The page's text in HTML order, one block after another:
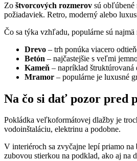
Zo štvorcových rozmerov sú obľúbené
požiadaviek. Retro, moderný alebo
Čo sa týka vzhľadu, populárne sú najmä
Drevo – trh ponúka viacero
Betón – najčastejšie s veľmi
Kameň – napríklad
Mramor – populárne je luxusné
Na čo si dať pozor pred
Pokládka veľkoformátovej dlažby je
vodoinštaláciu, elektrinu a podobne.
V interiéroch sa zvyčajne lepí priamo na
zubovou stierkou na podklad, ako aj na